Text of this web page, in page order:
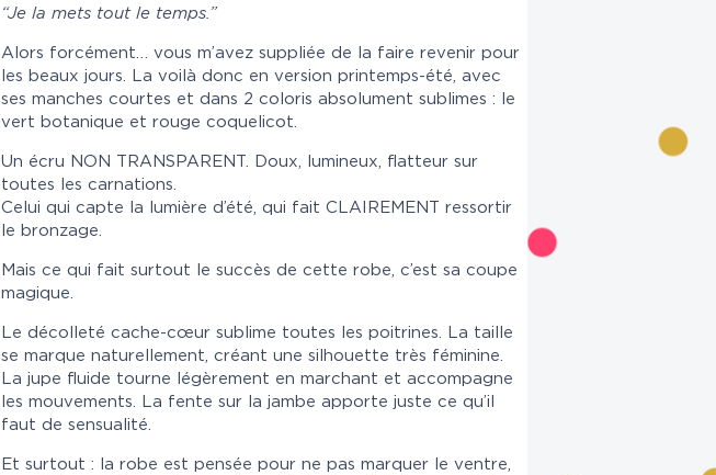
“Je la mets tout le temps.”
Alors forcément… vous m’avez suppliée de la faire revenir pour
les beaux jours. La voilà donc en version printemps-été, avec
ses manches courtes et dans 2 coloris absolument sublimes : le
vert botanique et rouge coquelicot.
Un écru NON TRANSPARENT. Doux, lumineux, flatteur sur
toutes les carnations.
Celui qui capte la lumière d’été, qui fait CLAIREMENT ressortir
le bronzage.
Mais ce qui fait surtout le succès de cette robe, c’est sa coupe
magique.
Le décolleté cache-cœur sublime toutes les poitrines. La taille
se marque naturellement, créant une silhouette très féminine.
La jupe fluide tourne légèrement en marchant et accompagne
les mouvements. La fente sur la jambe apporte juste ce qu’il
faut de sensualité.
Et surtout : la robe est pensée pour ne pas marquer le ventre,